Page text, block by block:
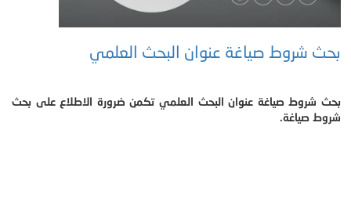
بحث شروط صياغة عنوان البحث العلمي
بحث شروط صياغة عنوان البحث العلمي تكمن ضرورة الاطلاع على بحث
شروط صياغة.